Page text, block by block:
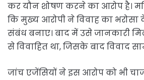
कर यौन शोषण करने का आरोप है।
कि मुख्य आरोपी ने विवाह का
संबंध बनाए। बाद में उसे जानकारी
से विवाहित था, जिसके बाद विवाद
जांच एजेंसियों ने इस आरोप को भी